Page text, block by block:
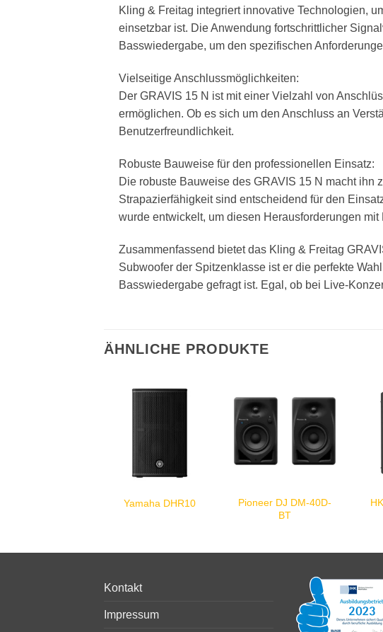
Kling & Freitag integriert innovative Technologien,
einsetzbar ist. Die Anwendung fortschrittlicher
Basswiedergabe, um den spezifischen
Vielseitige Anschlussmöglichkeiten:
Der GRAVIS 15 N ist mit einer Vielzahl von
ermöglichen. Ob es sich um den Anschluss an
Benutzerfreundlichkeit.
Robuste Bauweise für den professionellen Einsatz:
Die robuste Bauweise des GRAVIS 15 N macht
Strapazierfähigkeit sind entscheidend für den
wurde entwickelt, um diesen Herausforderungen mit
Zusammenfassend bietet das Kling & Freitag
Subwoofer der Spitzenklasse ist er die perfekte
Basswiedergabe gefragt ist. Egal, ob bei Live-
ÄHNLICHE PRODUKTE
Yamaha DHR10
Pioneer DJ DM-40D-
BT
Kontakt
Impressum